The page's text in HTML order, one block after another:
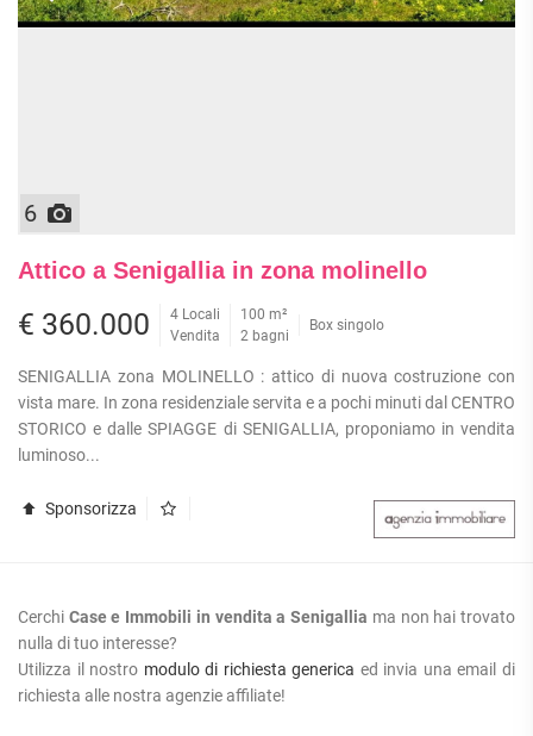
6
Attico a Senigallia in zona molinello
€ 360.000
4 Locali
Vendita
100 m²
2 bagni
Box singolo
SENIGALLIA zona MOLINELLO : attico di nuova costruzione con
vista mare. In zona residenziale servita e a pochi minuti dal CENTRO
STORICO e dalle SPIAGGE di SENIGALLIA, proponiamo in vendita
luminoso...
Sponsorizza
Cerchi Case e Immobili in vendita a Senigallia ma non hai trovato
nulla di tuo interesse?
Utilizza il nostro modulo di richiesta generica ed invia una email di
richiesta alle nostra agenzie affiliate!